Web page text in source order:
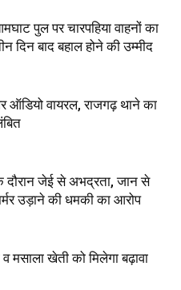
पुल पर चारपहिया वाहनों का
दिन बाद बहाल होने की उम्मीद
ऑडियो वायरल, राजगढ़ थाने का
दौरान जेई से अभद्रता, जान से
उड़ाने की धमकी का आरोप
व मसाला खेती को मिलेगा बढ़ावा